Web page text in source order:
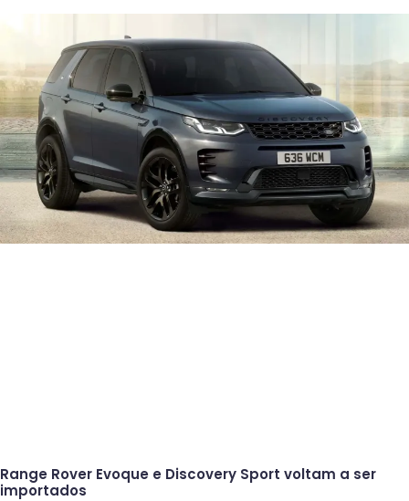
Range Rover Evoque e Discovery Sport voltam a ser
importados